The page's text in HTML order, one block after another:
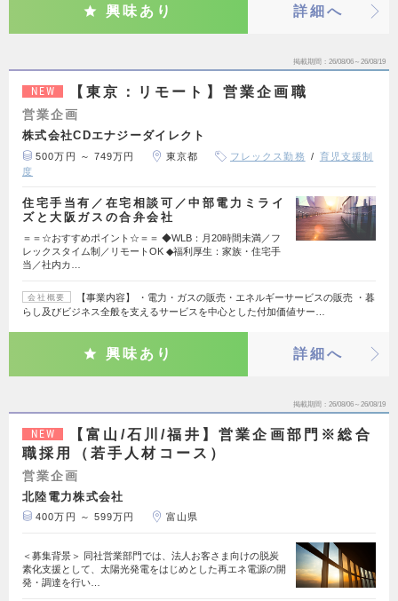
興味あり 詳細へ
掲載期間 26/08/06～26/08/19
NEW 【東京：リモート】営業企画職
営業企画
株式会社CDエナジーダイレクト
500万円 ～ 749万円 東京都 フレックス勤務
育児支援制
度
住宅手当有／在宅相談可／中部電力ミライ
ズと大阪ガスの合弁会社
＝＝☆おすすめポイント☆＝＝ ◆WLB：月20時間未満／フ
レックスタイム制／リモートOK ◆福利厚生：家族・住宅手
当／社内カ…
会社概要
【事業内容】 ・電力・ガスの販売・エネルギーサービスの販売 ・暮
らし及びビジネス全般を支えるサービスを中心とした付加価値サー…
興味あり 詳細へ
掲載期間 26/08/06～26/08/19
NEW
【富山/石川/福井】営業企画部門※総合
職採用（若手人材コース）
営業企画
北陸電力株式会社
400万円 ～ 599万円 富山県
＜募集背景＞ 同社営業部門では、法人お客さま向けの脱炭
素化支援として、太陽光発電をはじめとした再エネ電源の開
発・調達を行い…